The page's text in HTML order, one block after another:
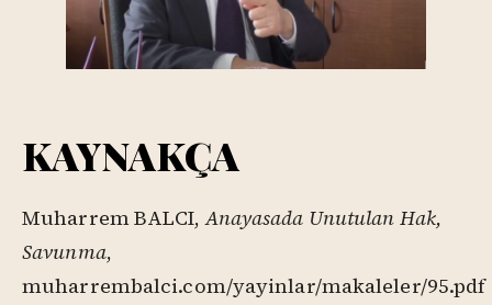
KAYNAKÇA
Muharrem BALCI,Anayasada Unutulan Hak,
Savunma,
muharrembalci.com/yayinlar/makaleler/95.pdf